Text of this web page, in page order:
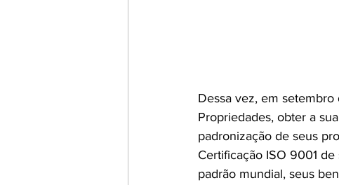
Dessa vez, em
Propriedades, obter a
padronização de seus
Certificação ISO 9001
padrão mundial, seus